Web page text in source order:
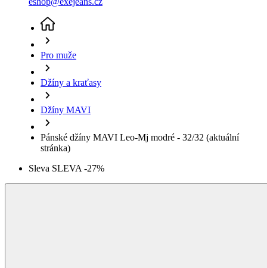
Džíny MAVI
Pánské džíny MAVI Leo-Mj modré - 32/32
stránka)
Sleva SLEVA -27%